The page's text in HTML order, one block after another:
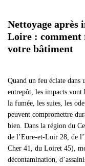
Nettoyage après
Loire : comment
votre bâtiment
Quand un feu éclate dans
entrepôt, les impacts vont
la fumée, les suies, les
peuvent compromettre
bien. Dans la région du
de l’Eure-et-Loir 28, de
Cher 41, du Loiret 45),
décontamination,